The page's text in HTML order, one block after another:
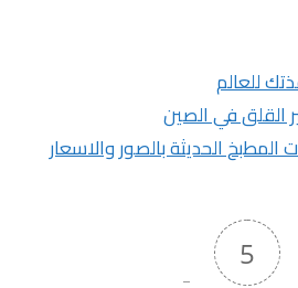
للعالم
الحديثة بالصور والاسعار
5